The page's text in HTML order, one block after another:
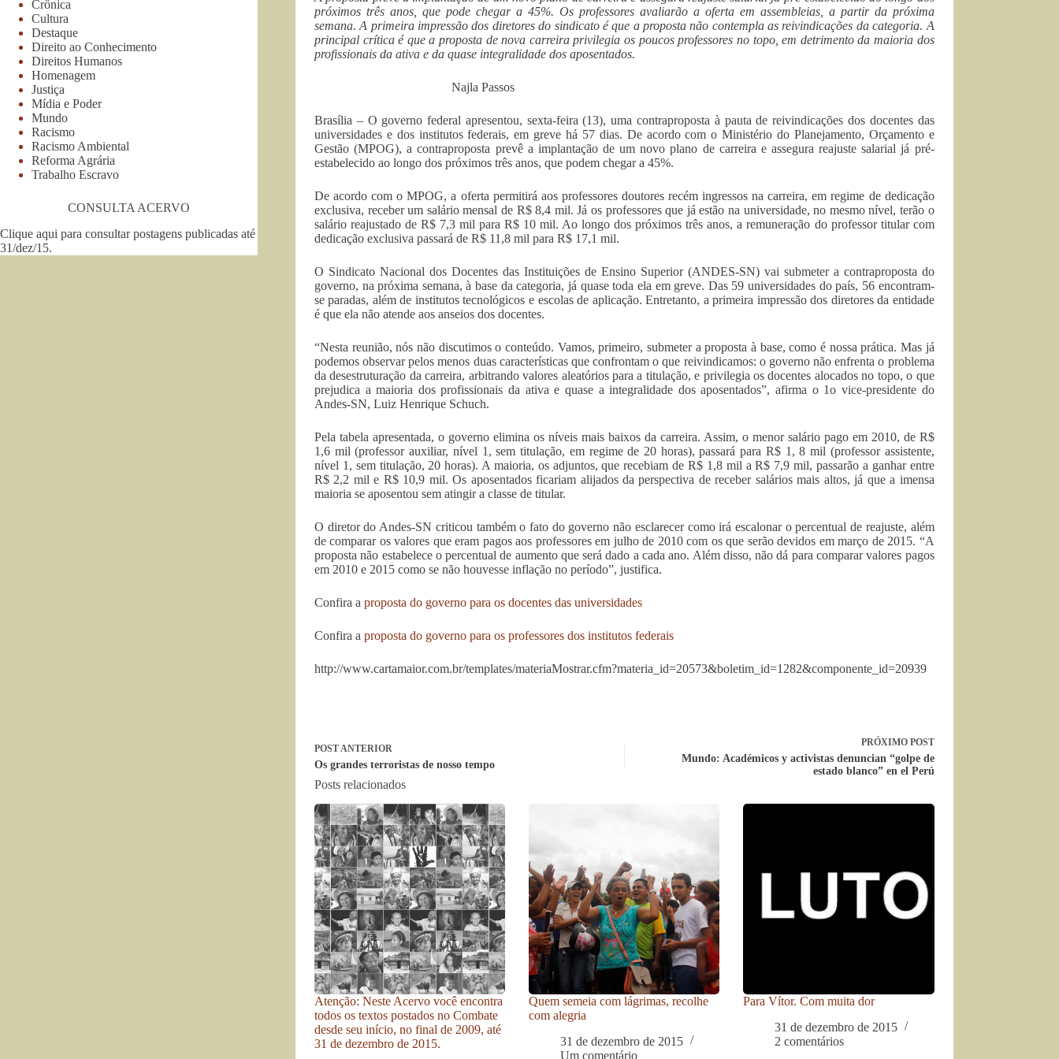
próximos três anos, que pode chegar a 45%. Os professores avaliarão a oferta em assembleias, a partir da próxima
semana. A primeira impressão dos diretores do sindicato é que a proposta não contempla as reivindicações da categoria. A
principal crítica é que a proposta de nova carreira privilegia os poucos professores no topo, em detrimento da maioria dos
profissionais da ativa e da quase integralidade dos aposentados.
Najla Passos
Brasília – O governo federal apresentou, sexta-feira (13), uma contraproposta à pauta de reivindicações dos docentes das
universidades e dos institutos federais, em greve há 57 dias. De acordo com o Ministério do Planejamento, Orçamento e
Gestão (MPOG), a contraproposta prevê a implantação de um novo plano de carreira e assegura reajuste salarial já pré-
estabelecido ao longo dos próximos três anos, que podem chegar a 45%.
De acordo com o MPOG, a oferta permitirá aos professores doutores recém ingressos na carreira, em regime de dedicação
exclusiva, receber um salário mensal de R$ 8,4 mil. Já os professores que já estão na universidade, no mesmo nível, terão o
salário reajustado de R$ 7,3 mil para R$ 10 mil. Ao longo dos próximos três anos, a remuneração do professor titular com
dedicação exclusiva passará de R$ 11,8 mil para R$ 17,1 mil.
O Sindicato Nacional dos Docentes das Instituições de Ensino Superior (ANDES-SN) vai submeter a contraproposta do
governo, na próxima semana, à base da categoria, já quase toda ela em greve. Das 59 universidades do país, 56 encontram-
se paradas, além de institutos tecnológicos e escolas de aplicação. Entretanto, a primeira impressão dos diretores da entidade
é que ela não atende aos anseios dos docentes.
“Nesta reunião, nós não discutimos o conteúdo. Vamos, primeiro, submeter a proposta à base, como é nossa prática. Mas já
podemos observar pelos menos duas características que confrontam o que reivindicamos: o governo não enfrenta o problema
da desestruturação da carreira, arbitrando valores aleatórios para a titulação, e privilegia os docentes alocados no topo, o que
prejudica a maioria dos profissionais da ativa e quase a integralidade dos aposentados”, afirma o 1o vice-presidente do
Andes-SN, Luiz Henrique Schuch.
Pela tabela apresentada, o governo elimina os níveis mais baixos da carreira. Assim, o menor salário pago em 2010, de R$
1,6 mil (professor auxiliar, nível 1, sem titulação, em regime de 20 horas), passará para R$ 1, 8 mil (professor assistente,
nível 1, sem titulação, 20 horas). A maioria, os adjuntos, que recebiam de R$ 1,8 mil a R$ 7,9 mil, passarão a ganhar entre
R$ 2,2 mil e R$ 10,9 mil. Os aposentados ficariam alijados da perspectiva de receber salários mais altos, já que a imensa
maioria se aposentou sem atingir a classe de titular.
O diretor do Andes-SN criticou também o fato do governo não esclarecer como irá escalonar o percentual de reajuste, além
de comparar os valores que eram pagos aos professores em julho de 2010 com os que serão devidos em março de 2015. “A
proposta não estabelece o percentual de aumento que será dado a cada ano. Além disso, não dá para comparar valores pagos
em 2010 e 2015 como se não houvesse inflação no período”, justifica.
Confira a proposta do governo para os docentes das universidades
Confira a proposta do governo para os professores dos institutos federais
http://www.cartamaior.com.br/templates/materiaMostrar.cfm?materia_id=20573&boletim_id=1282&componente_id=20939
POSTANTERIOR
Os grandes terroristas de nosso tempo
PRÓXIMO POST
Mundo: Académicos y activistas denuncian “golpe de
estado blanco” en el Perú
Posts relacionados
Atenção: Neste Acervo você encontra
todos os textos postados no Combate
desde seu início, no final de 2009, até
31 de dezembro de 2015.
Quem semeia com lágrimas, recolhe
com alegria
31 de dezembro de 2015
Um comentário
Para Vítor. Com muita dor
31 de dezembro de 2015
2 comentários
Crônica
Cultura
Destaque
Direito ao Conhecimento
Direitos Humanos
Homenagem
Justiça
Mídia e Poder
Mundo
Racismo
Racismo Ambiental
Reforma Agrária
Trabalho Escravo
CONSULTA ACERVO
Clique aqui para consultar postagens publicadas até
31/dez/15.